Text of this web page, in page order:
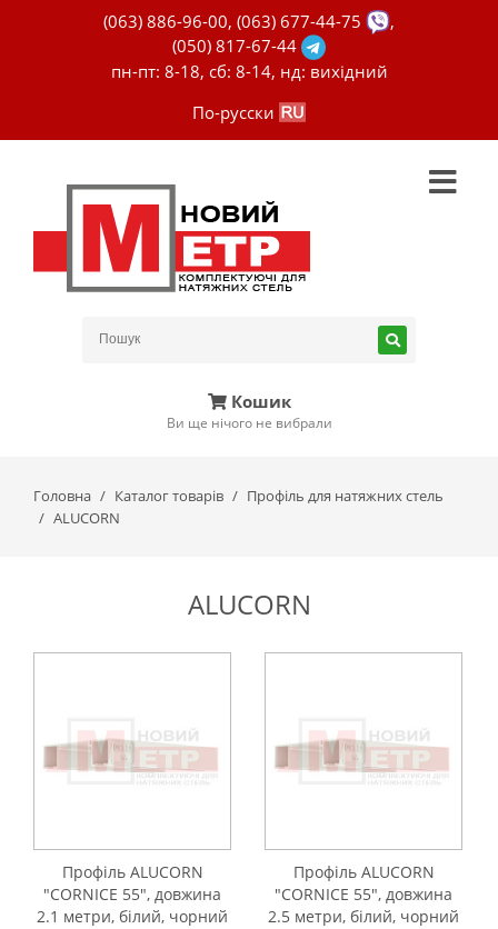
(063) 886-96-00, (063) 677-44-75
,
(050) 817-67-44
пн-пт: 8-18, сб: 8-14, нд: вихідний
По-русски
Кошик
Ви ще нічого не вибрали
Головна Каталог товарів
Профіль для натяжних стель
ALUCORN
ALUCORN
Профіль ALUCORN
"CORNICE 55", довжина
2.1 метри, білий, чорний
Профіль ALUCORN
"CORNICE 55", довжина
2.5 метри, білий, чорний